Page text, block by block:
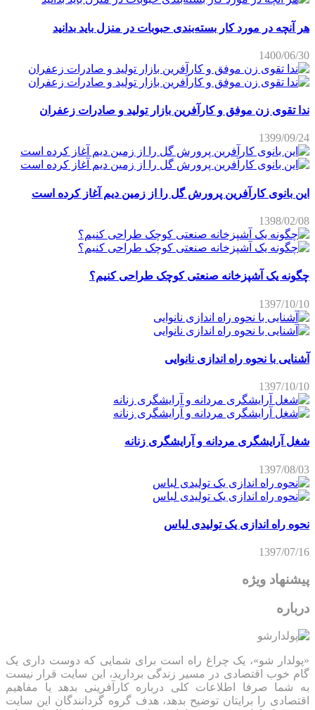
هر آنچه در مورد کار بسته‌بندی حبوبات در منزل باید بدانید
1400/06/30
ندا تقوی زن موفق و کارآفرین بازار تولید و صادرات زعفران
1399/09/24
این بانوی کارآفرین پرورش گل را از زمین دیم آغاز کرده است
1398/02/08
چگونه یک آشپزخانه صنعتی کوچک طراحی کنیم؟
1397/10/10
آشنایی با نحوه راه اندازی نانوایی
1397/10/10
شغل آرایشگری مردانه و آرایشگری زنانه
1397/08/03
نحوه راه اندازی یک تولیدی لباس
1397/07/16
پیشنهاد ویژه
درباره
«پولدار شو»، یک چراغ راه است برای شمایی که دوست داری یک
گام خوب اقتصادی در مسیر زندگی بردارید، این سایت قرار نیست
به شما صرفا اطلاعات کلی درباره کارآفرینی بدهد یا مفاهیم
اقتصادی را برایتان توضیح بدهد، هدف گروه گردانندگان این سایت